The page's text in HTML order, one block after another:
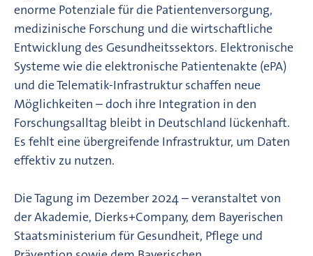
enorme Potenziale für die Patientenversorgung,
medizinische Forschung und die wirtschaftliche
Entwicklung des Gesundheitssektors. Elektronische
Systeme wie die elektronische Patientenakte (ePA)
und die Telematik-Infrastruktur schaffen neue
Möglichkeiten – doch ihre Integration in den
Forschungsalltag bleibt in Deutschland lückenhaft.
Es fehlt eine übergreifende Infrastruktur, um Daten
effektiv zu nutzen.
Die Tagung im Dezember 2024 – veranstaltet von
der Akademie, Dierks+Company, dem Bayerischen
Staatsministerium für Gesundheit, Pflege und